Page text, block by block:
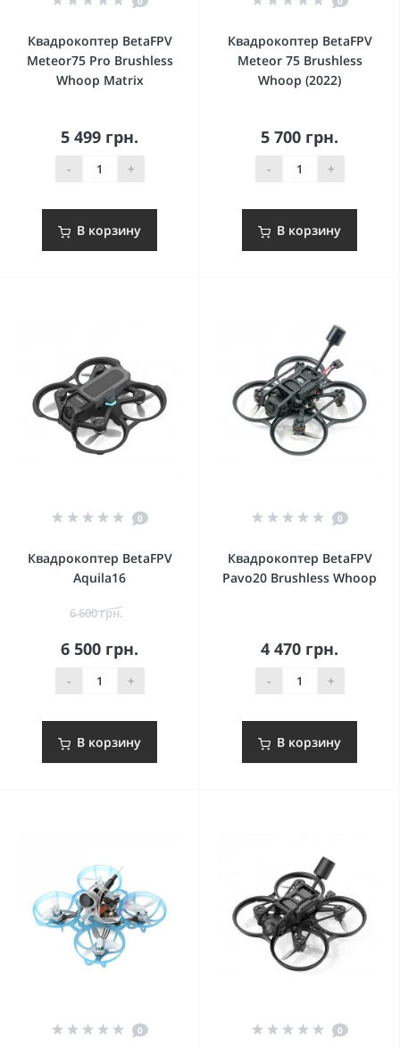
Квадрокоптер BetaFPV
Meteor75 Pro Brushless
Whoop Matrix
5 499 грн.
- +
В корзину
Квадрокоптер BetaFPV
Meteor 75 Brushless
Whoop (2022)
5 700 грн.
- +
В корзину
0
Квадрокоптер BetaFPV
Aquila16
6 600 грн.
6 500 грн.
- +
В корзину
0
Квадрокоптер BetaFPV
Pavo20 Brushless Whoop
4 470 грн.
- +
В корзину
0 0